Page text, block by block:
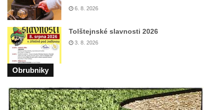
máje v Lužci nad Vltavou
Pomník obětem válek v ulici 1. máje v Lužci
nad Vltavou
Hrob Vladislava Neumana v Hostíně u
Vojkovic
Pomník obětem válek před hřbitovem v
Hostíně u Vojkovic
Kenotaf Václava Floriána na hřbitově v
6. 8. 2026
Tolštejnské slavnosti 2026
3. 8. 2026
Obrubniky